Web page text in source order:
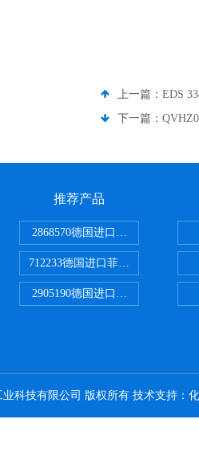
上一篇： EDS
下一篇：
推荐产品
2868570德国进口菲尼克斯电源
712233德国进口菲尼克斯断路器
2905190德国进口菲尼克斯继电器
科技有限公司 版权所有 技术支持：